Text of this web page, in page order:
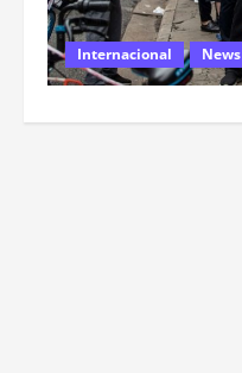
Internacional News